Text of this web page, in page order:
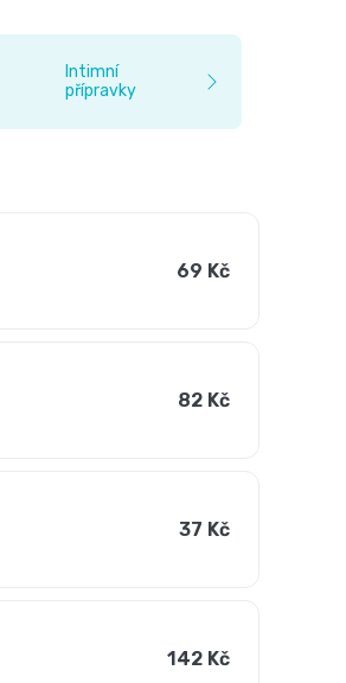
Intimní
přípravky
69 Kč
82 Kč
37 Kč
142 Kč